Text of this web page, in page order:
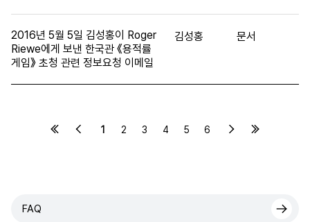
2016년 5월 5일 김성홍이 Roger
Riewe에게 보낸 한국관 《용적률
게임》 초청 관련 정보요청 이메일
김성홍 문서
1 2 3 4 5 6
FAQ